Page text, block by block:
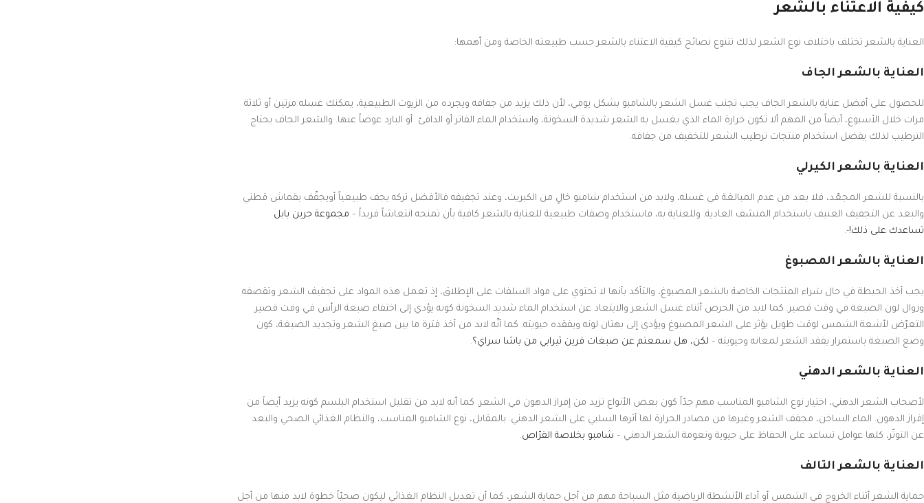
كيفية الاعتناء بالشعر
العناية بالشعر تختلف باختلاف نوع الشعر لذلك تتنوع نصائح كيفية الاعتناء بالشعر حسب طبيعته الخاصة ومن أهمها:
العناية بالشعر الجاف
للحصول على أفضل عناية بالشعر الجاف يجب تجنب غسل الشعر بالشامبو بشكل يومي، لأن ذلك يزيد من جفافه ويجرده من الزيوت الطبيعية، يمكنك غسله مرتين أو ثلاثة
مرات خلال الأسبوع، أيضاً من المهم ألا تكون حرارة الماء الذي يغسل به الشعر شديدة السخونة، واستخدام الماء الفاتر أو الدافئ أو البارد عوضاً عنها. والشعر الجاف يحتاج
الترطيب لذلك يفضل استخدام منتجات ترطيب الشعر للتخفيف من جفافه.
العناية بالشعر الكيرلي
بالنسبة للشعر المجعّد، فلا بعد من عدم المبالغة في غسله، ولابد من استخدام شامبو خالٍ من الكبريت، وعند تجفيفه فالأفضل تركه يجف طبيعياً أويجفّف بقماش قطني
والبعد عن التجفيف العنيف باستخدام المنشف العادية. وللعناية به، فاستخدام وصفات طبيعية للعناية بالشعر كافية بأن تمنحه انتعاشاً فريداً – مجموعة جرين بابل
تساعدك على ذلك!-.
العناية بالشعر المصبوغ
يجب أخذ الحيطة في حال شراء المنتجات الخاصة بالشعر المصبوغ، والتأكد بأنها لا تحتوي على مواد السلفات على الإطلاق، إذ تعمل هذه المواد على تجفيف الشعر وتقصفه
وزوال لون الصبغة في وقت قصير. كما لابد من الحرص أثناء غسل الشعر والابتعاد عن استخدام الماء شديد السخونة كونه يؤدي إلى اختفاء صبغة الرأس في وقت قصير.
التعرّض لأشعة الشمس لوقت طويل يؤثر على الشعر المصبوغ ويؤدي إلى بهتان لونه ويفقده حيويته. كما أنّه لابد من أخذ فترة ما بين صبغ الشعر وتجديد الصبغة، كون
وضع الصبغة باستمرار يفقد الشعر لمعانه وحيويته – لكن، هل سمعتم عن صبغات قرين ثيرابي من باشا سراي؟.
العناية بالشعر الدهني
لأصحاب الشعر الدهني، اختيار نوع الشامبو المناسب مهم جدّاً كون بعض الأنواع تزيد من إفراز الدهون في الشعر. كما أنه لابد من تقليل استخدام البلسم كونه يزيد أيضاً من
إفراز الدهون. الماء الساخن، مجفف الشعر وغيرها من مصادر الحرارة لها أثرها السلبي على الشعر الدهني. بالمقابل، نوع الشامبو المناسب، والنظام الغذائي الصحي والبعد
عن التوتّر، كلها عوامل تساعد على الحفاظ على حيوية ونعومة الشعر الدهني – شامبو بخلاصة القرّاص.
العناية بالشعر التالف
حماية الشعر أثناء الخروج في الشمس أو أداء الأنشطة الرياضية مثل السباحة مهم من أجل حماية الشعر، كما أن تعديل النظام الغذائي ليكون صحيّاً خطوة لابد منها من أجل